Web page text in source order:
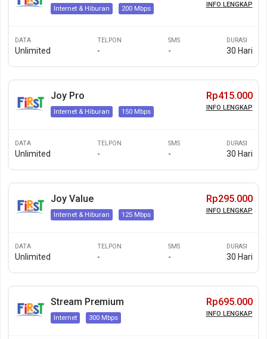
Internet & Hiburan 200 Mbps INFO LENGKAP
DATA
Unlimited
TELPON
-
SMS
-
DURASI
30 Hari
Joy Pro
Internet & Hiburan 150 Mbps
Rp415.000
INFO LENGKAP
DATA
Unlimited
TELPON
-
SMS
-
DURASI
30 Hari
Joy Value
Internet & Hiburan 125 Mbps
Rp295.000
INFO LENGKAP
DATA
Unlimited
TELPON
-
SMS
-
DURASI
30 Hari
Stream Premium
Internet 300 Mbps
Rp695.000
INFO LENGKAP